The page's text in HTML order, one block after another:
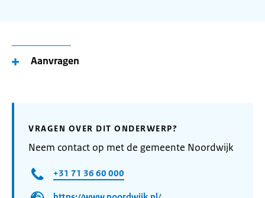
Aanvragen
VRAGEN OVER DIT ONDERWERP?
Neem contact op met de gemeente Noordwijk
+31 71 36 60 000